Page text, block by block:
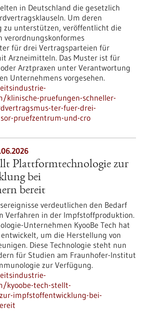
in Deutschland die gesetzlich
Um deren
zu unterstützen, veröffentlicht die
verordnungskonformes
für drei Vertragsparteien für
Arzneimitteln. Das Muster ist für
Arztpraxen unter Verantwortung
Unternehmens vorgesehen.
klinische-pruefungen-schneller-
ter-fuer-drei-
pruefzentrum-und-cro
Plattformtechnologie zur
bei
bereit
verdeutlichen den Bedarf
Verfahren in der Impfstoffproduktion.
Unternehmen KyooBe Tech hat
um die Herstellung von
Diese Technologie steht nun
für Studien am Fraunhofer-Institut
zur Verfügung.
kyoobe-tech-stellt-
impfstoffentwicklung-bei-